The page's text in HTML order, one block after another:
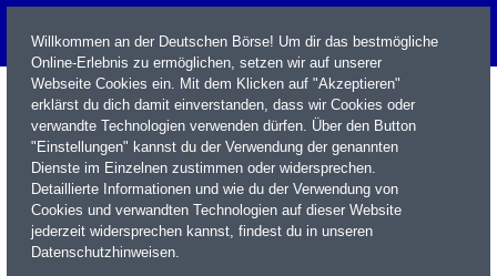
Name / WKN / ISIN / Kürzel
Willkommen an der Deutschen Börse! Um dir das bestmögliche
Online-Erlebnis zu ermöglichen, setzen wir auf unserer
Webseite Cookies ein. Mit dem Klicken auf "Akzeptieren"
erklärst du dich damit einverstanden, dass wir Cookies oder
verwandte Technologien verwenden dürfen. Über den Button
"Einstellungen" kannst du der Verwendung der genannten
Dienste im Einzelnen zustimmen oder widersprechen.
Detaillierte Informationen und wie du der Verwendung von
Cookies und verwandten Technologien auf dieser Website
jederzeit widersprechen kannst, findest du in unseren
Datenschutzhinweisen.